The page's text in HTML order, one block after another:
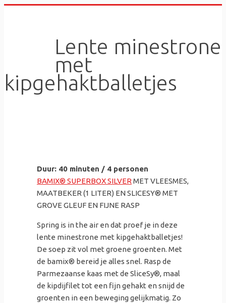
Lente minestrone
met
kipgehaktballetjes
Duur: 40 minuten / 4 personen
BAMIX® SUPERBOX SILVER MET VLEESMES,
MAATBEKER (1 LITER) EN SLICESY® MET
GROVE GLEUF EN FIJNE RASP
Spring is in the air en dat proef je in deze
lente minestrone met kipgehaktballetjes!
De soep zit vol met groene groenten. Met
de bamix® bereid je alles snel. Rasp de
Parmezaanse kaas met de SliceSy®, maal
de kipdijfilet tot een fijn gehakt en snijd de
groenten in een beweging gelijkmatig. Zo